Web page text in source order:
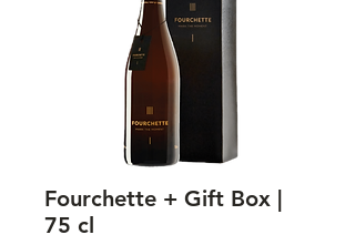
Fourchette + Gift Box |
75 cl